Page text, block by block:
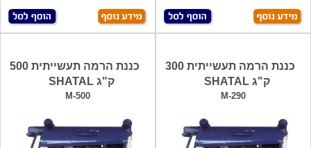
כננת הרמה תעשייתית 300
ק"ג SHATAL
M-290
כננת הרמה תעשייתית 500
ק"ג SHATAL
M-500